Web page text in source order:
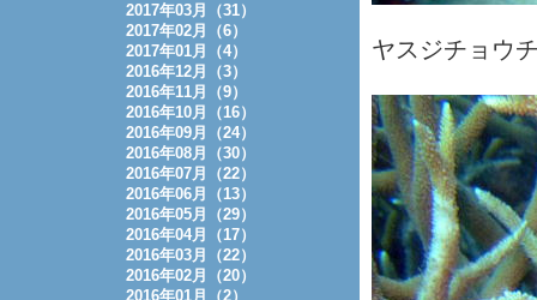
ヤスジチョウ
2017年03月（31）
2017年02月（6）
2017年01月（4）
2016年12月（3）
2016年11月（9）
2016年10月（16）
2016年09月（24）
2016年08月（30）
2016年07月（22）
2016年06月（13）
2016年05月（29）
2016年04月（17）
2016年03月（22）
2016年02月（20）
2016年01月（2）